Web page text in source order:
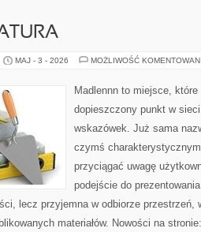
MAJ - 3 - 2026 MOŻLIWOŚĆ
Madlennn to miejsce,
dopieszczony punkt w
wskazówek. Już sama
czymś
przyciągać uwagę
podejście do
lecz przyjemna w odbiorze przestrzeń,
materiałów. Nowości na